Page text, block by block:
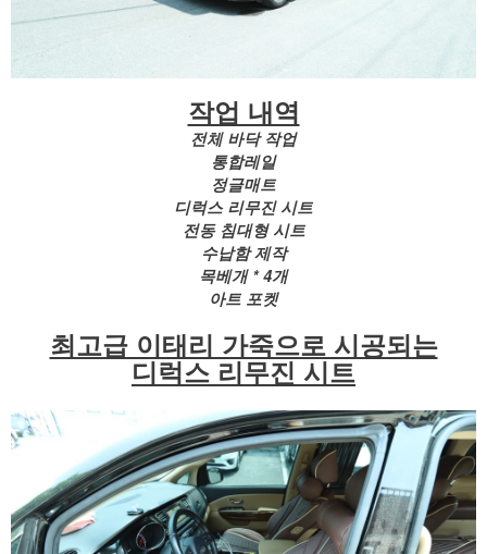
작업 내역
전체 바닥 작업
통합레일
정글매트
디럭스 리무진 시트
전동 침대형 시트
수납함 제작
목베개 * 4개
아트 포켓
최고급 이태리 가죽으로 시공되는
디럭스 리무진 시트